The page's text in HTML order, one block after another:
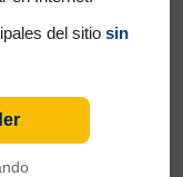
regresó a Boca
de ascenso,
del sitio sin